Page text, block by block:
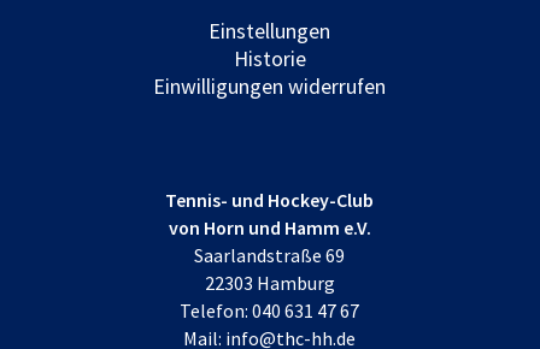
Einstellungen
Historie
Einwilligungen widerrufen
Tennis- und Hockey-Club
von Horn und Hamm e.V.
Saarlandstraße 69
22303 Hamburg
Telefon:040 631 47 67
Mail: info@thc-hh.de